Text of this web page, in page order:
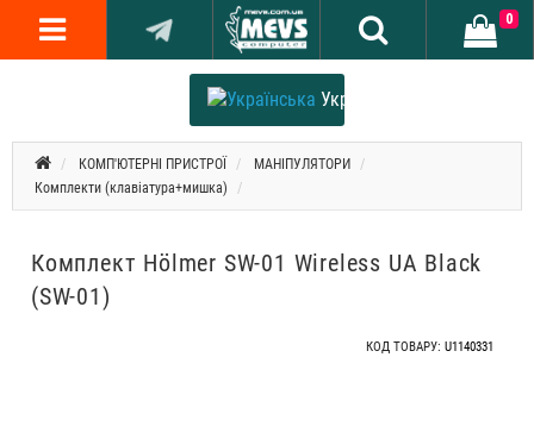
Українська
0
КОМП'ЮТЕРНІ ПРИСТРОЇ
МАНІПУЛЯТОРИ
Комплекти (клавіатура+мишка)
Комплект Hölmer SW-01 Wireless UA Black
(SW-01)
КОД ТОВАРУ: U1140331